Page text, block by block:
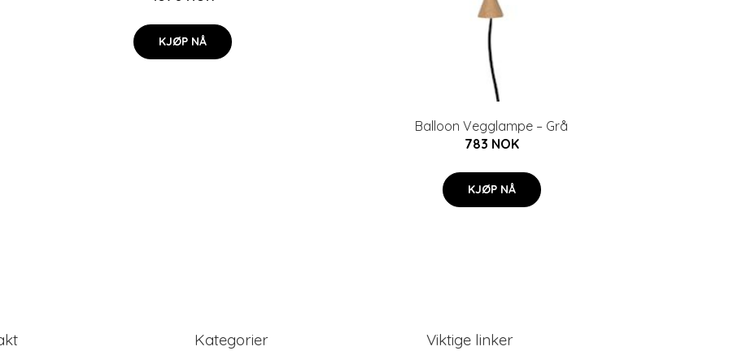
KJØP NÅ
Balloon Vegglampe – Grå
783 NOK
KJØP NÅ
Kategorier Viktige linker